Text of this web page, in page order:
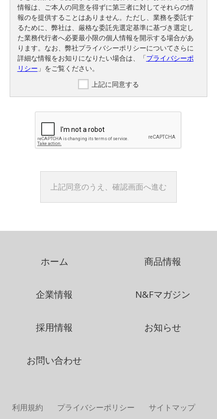
情報は、ご本人の同意を得ずに第三者に対してそれらの情
報のを提供することはありません。ただし、業務を委託す
るために、弊社は、厳格な委託先選定基準に基づき選定し
た業務代行者へ必要最小限の個人情報を開示する場合があ
ります。なお、弊社プライバシーポリシーについてさらに
詳細な情報をお知りになりたい場合は、「プライバシーポ
リシー 」をご覧ください。
上記に同意する
ホーム 商品情報
企業情報 N&Fマガジン
採用情報 お知らせ
お問い合わせ
利用規約 プライバシーポリシー サイトマップ